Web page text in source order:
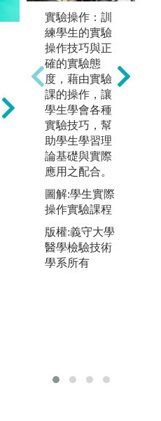
實務課程-實驗
課程：內容包
含實驗設計、
操作、分析等
相關課程。透
過實驗課程，
學生將學習如
何提出問題、
設計實驗、實
際操作與分析
結果，培養科
學思考與實證
能力。課程訓
練學生細心觀
察、精準操作
與邏輯分析的
圖解:機能解剖
實驗操作：訓
練學生的實驗
操作技巧與正
確的實驗態
度，藉由實驗
課的操作，讓
學生學會各種
實驗技巧，幫
助學生學習理
論基礎與實際
應用之配合。
圖解:學生實際
操作實驗課程
版權:義守大學
醫學檢驗技術
學系所有